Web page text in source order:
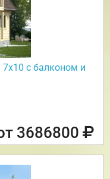
с балконом и
3686800